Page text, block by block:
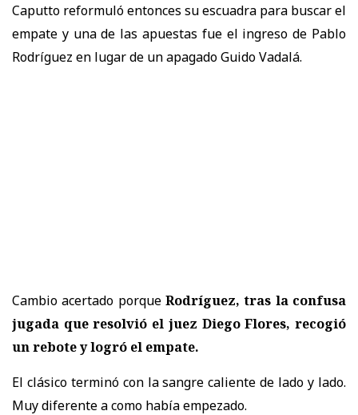
Caputto reformuló entonces su escuadra para buscar el
empate y una de las apuestas fue el ingreso de Pablo
Rodríguez en lugar de un apagado Guido Vadalá.
Cambio acertado porque Rodríguez, tras la confusa
jugada que resolvió el juez Diego Flores, recogió
un rebote y logró el empate.
El clásico terminó con la sangre caliente de lado y lado.
Muy diferente a como había empezado.